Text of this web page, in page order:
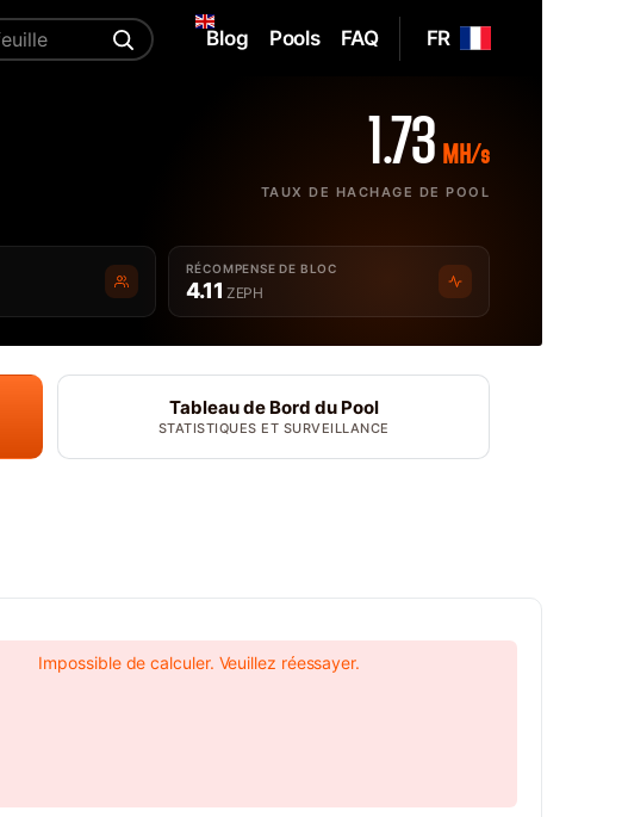
FR
Blog Pools FAQ
1.73 MH/s
TAUX DE HACHAGE DE POOL
RÉCOMPENSE DE BLOC
4.11 ZEPH
Tableau de Bord du Pool
STATISTIQUES ET SURVEILLANCE
Impossible de calculer. Veuillez réessayer.